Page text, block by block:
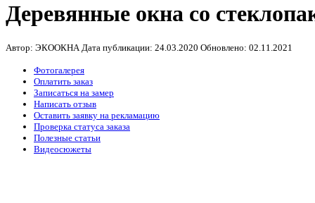
Деревянные окна со
Автор: ЭКООКНА Дата публикации: 24.03.2020 Обновлено: 02.11.2021
Фотогалерея
Оплатить заказ
Записаться на замер
Написать отзыв
Оставить заявку на рекламацию
Проверка статуса заказа
Полезные статьи
Видеосюжеты